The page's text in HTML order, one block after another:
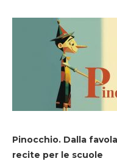
Pinocchio. Dalla
recite per le scuole